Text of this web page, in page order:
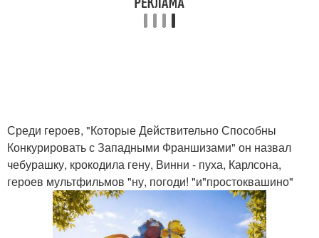
Среди героев, "Которые Действительно Способны
Конкурировать с Западными Франшизами" он назвал
чебурашку, крокодила гену, Винни - пуха, Карлсона,
героев мультфильмов "ну, погоди! "и"простоквашино"